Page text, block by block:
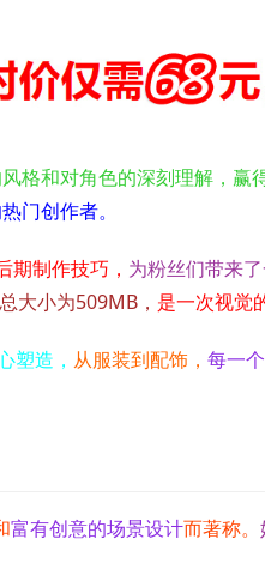
格和对角色的深刻理解，赢
门创作者。
期制作技巧， 为粉丝们带来
总大小为509MB， 是一次视觉
塑造， 从服装到配饰， 每一
富有创意的场景设计而著称。